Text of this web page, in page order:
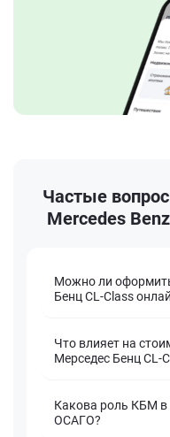
Частые
Mercedes
Можно ли
Бенц CL-Class
Что влияет на
Мерседес Бенц CL-
Какова роль КБМ в
ОСАГО?